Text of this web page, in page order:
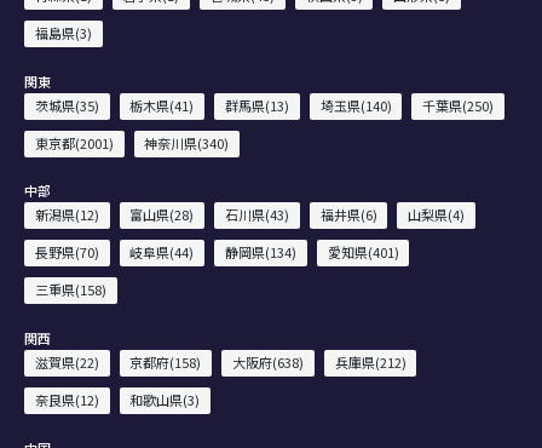
福島県(3)
関東
茨城県(35)
栃木県(41) 群馬県(13) 埼玉県(140)
千葉県(250)
東京都(2001)
神奈川県(340)
中部
新潟県(12)
富山県(28) 石川県(43) 福井県(6)
山梨県(4)
長野県(70)
岐阜県(44) 静岡県(134)
愛知県(401)
三重県(158)
関西
滋賀県(22)
京都府(158) 大阪府(638)
兵庫県(212)
奈良県(12)
和歌山県(3)